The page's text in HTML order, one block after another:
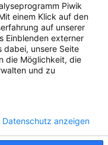
Piwik
einem Klick auf den
auf unserer
Einblenden externer
dabei, unsere Seite
die Möglichkeit, die
und zu
Datenschutz anzeigen